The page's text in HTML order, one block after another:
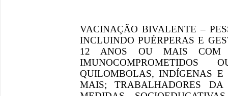
VACINAÇÃO BIVALENTE –
INCLUINDO PUÉRPERAS E
12 ANOS OU MAIS COM
IMUNOCOMPROMETIDOS
QUILOMBOLAS, INDÍGENAS
MAIS; TRABALHADORES